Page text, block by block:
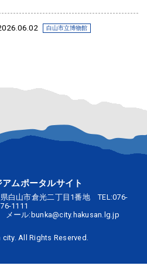
白山市立博物館
スターで知る呉竹文庫」のお知
ルーツ交流館
中川一政記念美術館
2026前期テーマ展「中川一政
悦び－晩年作を中心に－」
ムポータルサイト
白山市倉光二丁目1番地 TEL:076-
1111
メール: bunka@city.hakusan.lg.jp
All Rights Reserved.